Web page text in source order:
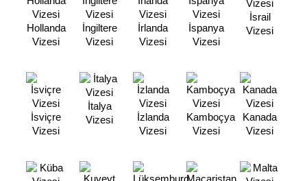
Hollanda
Vizesi
İngiltere
Vizesi
İrlanda
Vizesi
İspanya
Vizesi
İsrail
Vizesi
İsviçre
Vizesi
İtalya
Vizesi
İzlanda
Vizesi
Kamboçya
Vizesi
Kanada
Vizesi